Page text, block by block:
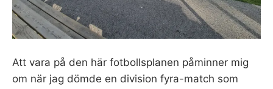
Att vara på den här fotbollsplanen påminner mig
om när jag dömde en division fyra-match som